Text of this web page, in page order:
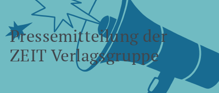
Pressemitteilung der
ZEIT Verlagsgruppe